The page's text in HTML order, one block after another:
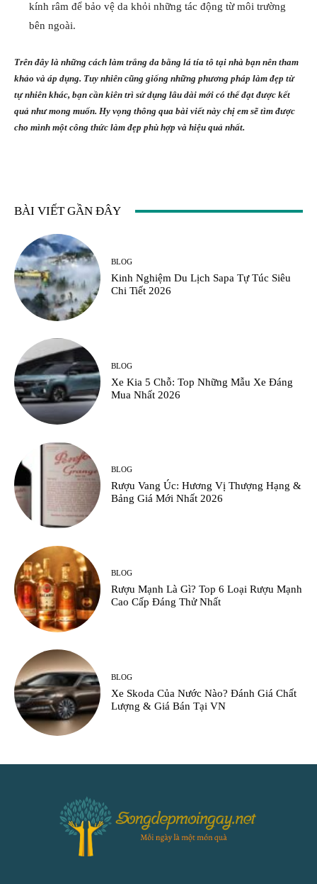
kính râm để bảo vệ da khỏi những tác động từ môi trường
bên ngoài.
Trên đây là những cách làm trắng da bằng lá tía tô tại nhà bạn nên tham
khảo và áp dụng. Tuy nhiên cũng giống những phương pháp làm đẹp từ
tự nhiên khác, bạn cần kiên trì sử dụng lâu dài mới có thể đạt được kết
quả như mong muốn. Hy vọng thông qua bài viết này chị em sẽ tìm được
cho mình một công thức làm đẹp phù hợp và hiệu quả nhất.
BÀI VIẾT GẦN ĐÂY
BLOG
Kinh Nghiệm Du Lịch Sapa Tự Túc Siêu
Chi Tiết 2026
BLOG
Xe Kia 5 Chỗ: Top Những Mẫu Xe Đáng
Mua Nhất 2026
BLOG
Rượu Vang Úc: Hương Vị Thượng Hạng &
Bảng Giá Mới Nhất 2026
BLOG
Rượu Mạnh Là Gì? Top 6 Loại Rượu Mạnh
Cao Cấp Đáng Thử Nhất
BLOG
Xe Skoda Của Nước Nào? Đánh Giá Chất
Lượng & Giá Bán Tại VN